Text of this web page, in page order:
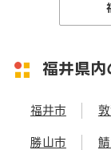
福井県内
福井市
勝山市